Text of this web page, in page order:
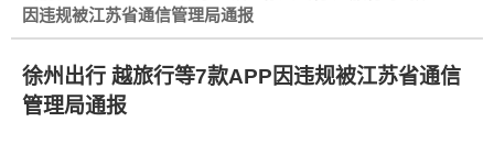
因违规被江苏省通信管理局通报
徐州出行 越旅行等7款APP因违规被江苏省通信
管理局通报